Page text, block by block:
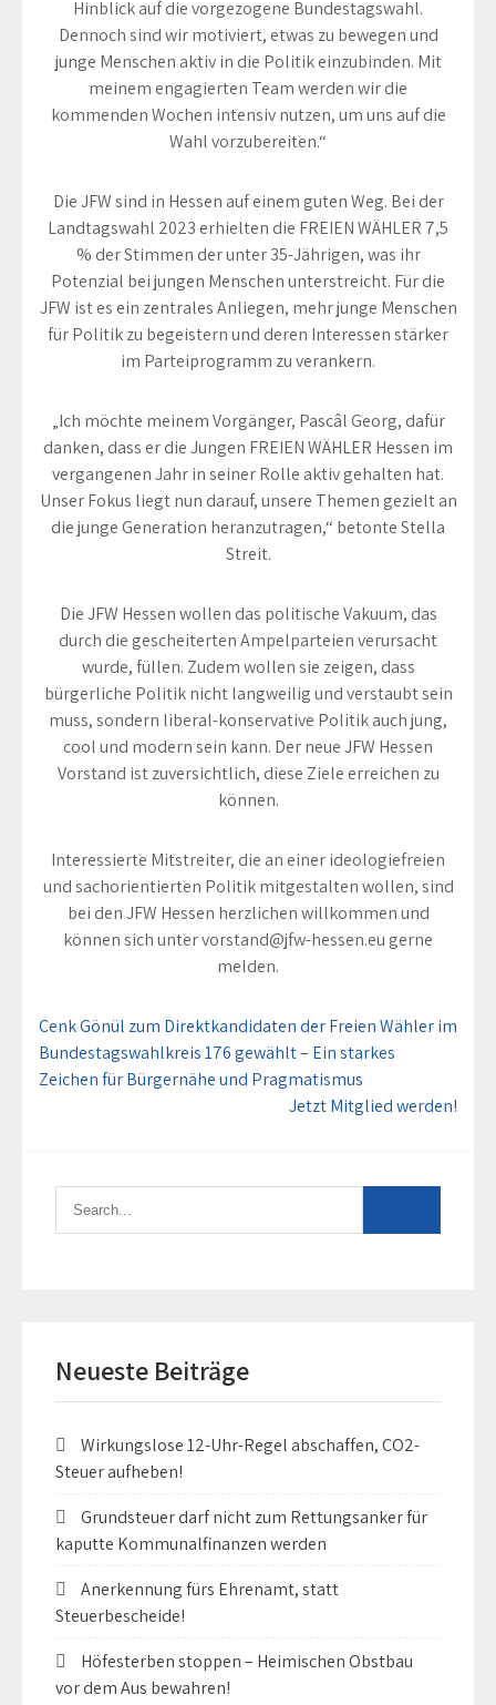
Hinblick auf die vorgezogene Bundestagswahl.
Dennoch sind wir motiviert, etwas zu bewegen und
junge Menschen aktiv in die Politik einzubinden. Mit
meinem engagierten Team werden wir die
kommenden Wochen intensiv nutzen, um uns auf die
Wahl vorzubereiten.“
Die JFW sind in Hessen auf einem guten Weg. Bei der
Landtagswahl 2023 erhielten die FREIEN WÄHLER 7,5
% der Stimmen der unter 35-Jährigen, was ihr
Potenzial bei jungen Menschen unterstreicht. Für die
JFW ist es ein zentrales Anliegen, mehr junge Menschen
für Politik zu begeistern und deren Interessen stärker
im Parteiprogramm zu verankern.
„Ich möchte meinem Vorgänger, Pascâl Georg, dafür
danken, dass er die Jungen FREIEN WÄHLER Hessen im
vergangenen Jahr in seiner Rolle aktiv gehalten hat.
Unser Fokus liegt nun darauf, unsere Themen gezielt an
die junge Generation heranzutragen,“ betonte Stella
Streit.
Die JFW Hessen wollen das politische Vakuum, das
durch die gescheiterten Ampelparteien verursacht
wurde, füllen. Zudem wollen sie zeigen, dass
bürgerliche Politik nicht langweilig und verstaubt sein
muss, sondern liberal-konservative Politik auch jung,
cool und modern sein kann. Der neue JFW Hessen
Vorstand ist zuversichtlich, diese Ziele erreichen zu
können.
Interessierte Mitstreiter, die an einer ideologiefreien
und sachorientierten Politik mitgestalten wollen, sind
bei den JFW Hessen herzlichen willkommen und
können sich unter vorstand@jfw-hessen.eu gerne
melden.
Beitragsnavigation
Cenk Gönül zum Direktkandidaten der Freien Wähler im
Bundestagswahlkreis 176 gewählt – Ein starkes
Zeichen für Bürgernähe und Pragmatismus
Jetzt Mitglied werden!
Neueste Beiträge
Wirkungslose 12-Uhr-Regel abschaffen, CO2-
Steuer aufheben!
Grundsteuer darf nicht zum Rettungsanker für
kaputte Kommunalfinanzen werden
Anerkennung fürs Ehrenamt, statt
Steuerbescheide!
Höfesterben stoppen – Heimischen Obstbau
vor dem Aus bewahren!